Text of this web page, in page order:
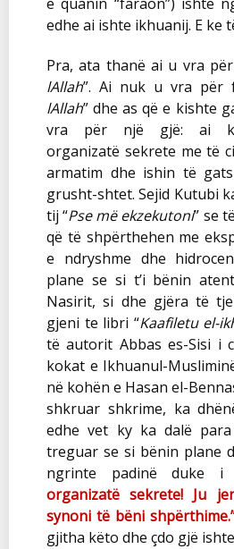
e quanin “faraon”) ishte
edhe ai ishte ikhuanij. E ke
Pra, ata thanë ai u vra
lAllah”. Ai nuk u vra për
lAllah” dhe as që e kishte
vra për një gjë: ai
organizatë sekrete me të
armatim dhe ishin të
grusht-shtet. Sejid Kutubi
tij “Pse më ekzekutoni” se
që të shpërthehen me
e ndryshme dhe
plane se si t’i bënin
Nasirit, si dhe gjëra të
gjeni te libri “Kaafiletu el-
të autorit Abbas es-Sisi i
kokat e Ikhuanul-
në kohën e Hasan el-
shkruar shkrime, ka
edhe vet ky ka dalë
treguar se si bënin plane
ngrinte padinë duke i
organizatë sekrete! Ju
synoni të bëni
gjitha këto dhe çdo gjë